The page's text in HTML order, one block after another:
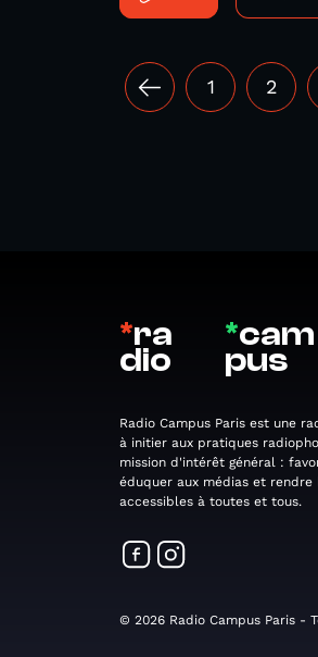
1 2
*ra
dio
*cam
pus
Radio Campus Paris est une
à initier aux pratiques
mission d'intérêt général :
éduquer aux médias et
accessibles à toutes et tous.
© 2026 Radio Campus Paris -